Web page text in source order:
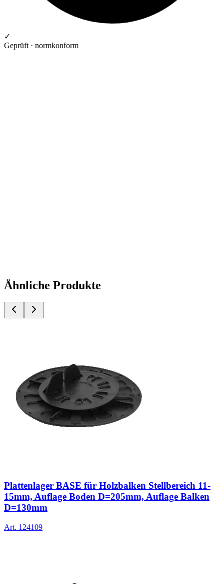
✓
Geprüft · normkonform
Ähnliche Produkte
Plattenlager BASE für Holzbalken Stellbereich 11-
15mm, Auflage Boden D=205mm, Auflage Balken
D=130mm
Art. 124109